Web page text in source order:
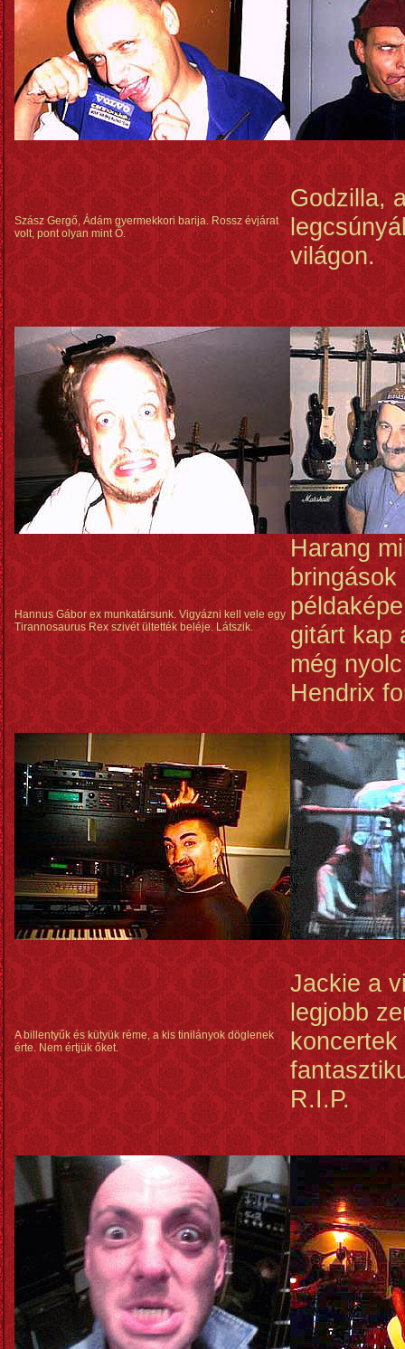
Szász Gergő, Ádám gyermekkori barija. Rossz évjárat
volt, pont olyan mint Ő.
Godzilla,
világon.
Hannus Gábor ex munkatársunk. Vigyázni kell vele egy
Tirannosaurus Rex szivét ültették beléje. Látszik.
Harang
gitárt kap
még
Hendrix
A billentyűk és kütyük réme, a kis tinilányok döglenek
érte. Nem értjük őket.
Jackie a
legjobb
koncertek
R.I.P.